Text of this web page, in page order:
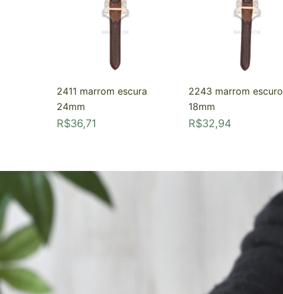
2411 marrom escura
24mm
R$36,71
2243 marrom escuro
18mm
R$32,94